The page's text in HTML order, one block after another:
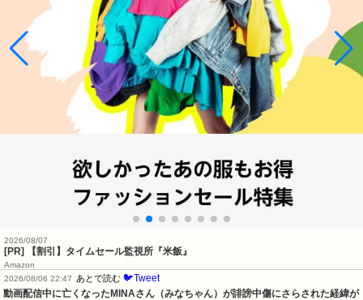
2026/08/07
[PR] 【割引】タイムセール監視所『米飯』
Amazon
2026/08/06 22:47
あとで読む 🐦Tweet
動画配信中に亡くなったMINAさん（みなちゃん）が誹謗中傷にさらされた経緯が